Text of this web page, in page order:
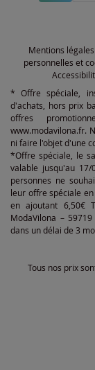
Mentions légales
personnelles et
* Offre spéciale,
d'achats, hors prix
offres
www.modavilona.fr.
ni faire l'objet d'une
*Offre spéciale, le
valable jusqu'au
personnes ne
leur offre spéciale
en ajoutant 6,50€
ModaVilona –
dans un délai de 3
Tous nos prix